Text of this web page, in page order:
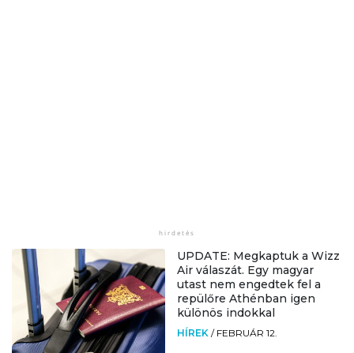
UPDATE: Megkaptuk a Wizz
Air válaszát. Egy magyar
utast nem engedtek fel a
repülőre Athénban igen
különös indokkal
HÍREK / FEBRUÁR 12.